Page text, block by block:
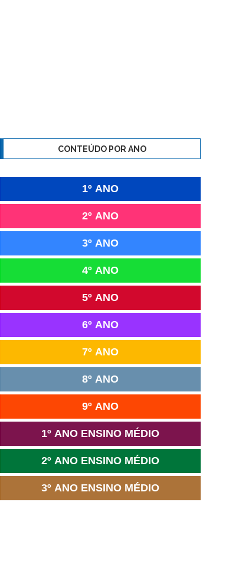
CONTEÚDO POR ANO
1º ANO
2º ANO
3º ANO
4º ANO
5º ANO
6º ANO
7º ANO
8º ANO
9º ANO
1º ANO ENSINO MÉDIO
2º ANO ENSINO MÉDIO
3º ANO ENSINO MÉDIO